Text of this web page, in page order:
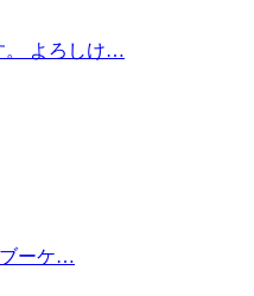
。 よろしけ…
ブーケ…